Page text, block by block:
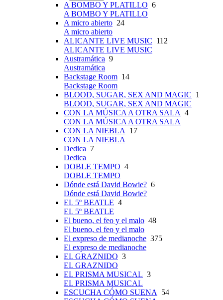
A BOMBO Y PLATILLO 6
A BOMBO Y PLATILLO
A micro abierto 24
A micro abierto
ALICANTE LIVE MUSIC 112
ALICANTE LIVE MUSIC
Austramática 9
Austramática
Backstage Room 14
Backstage Room
BLOOD, SUGAR, SEX AND MAGIC 1
BLOOD, SUGAR, SEX AND MAGIC
CON LA MÚSICA A OTRA SALA 4
CON LA MÚSICA A OTRA SALA
CON LA NIEBLA
17
CON LA NIEBLA
Dedica 7
Dedica
DOBLE TEMPO 4
DOBLE TEMPO
Dónde está David Bowie? 6
Dónde está David Bowie?
EL 5º BEATLE 4
EL 5º BEATLE
El bueno, el feo y el malo 48
El bueno, el feo y el malo
El expreso de medianoche 375
El expreso de medianoche
EL GRAZNIDO 3
EL GRAZNIDO
EL PRISMA MUSICAL 3
EL PRISMA MUSICAL
ESCUCHA CÓMO SUENA
54